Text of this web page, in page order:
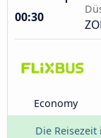
00:30
Economy
Die